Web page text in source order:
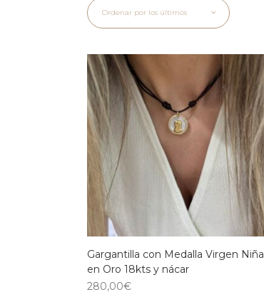
Ordenar por los últimos
Gargantilla con Medalla Virgen Niña
en Oro 18kts y nácar
280,00€